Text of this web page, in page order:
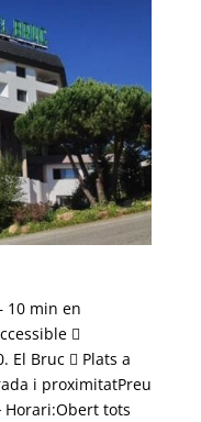
10 min en

El Bruc  Plats a
i proximitatPreu
Horari:Obert tots